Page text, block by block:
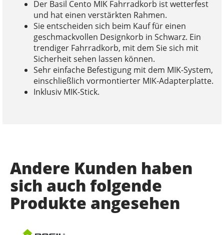
Der Basil Cento MIK Fahrradkorb ist wetterfest
und hat einen verstärkten Rahmen.
Sie entscheiden sich beim Kauf für einen
geschmackvollen Designkorb in Schwarz. Ein
trendiger Fahrradkorb, mit dem Sie sich mit
Sicherheit sehen lassen können.
Sehr einfache Befestigung mit dem MIK-System,
einschließlich vormontierter MIK-Adapterplatte.
Inklusiv MIK-Stick.
Andere Kunden haben
sich auch folgende
Produkte angesehen